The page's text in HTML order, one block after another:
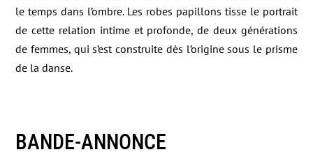
le temps dans l’ombre. Les robes papillons tisse le portrait
de cette relation intime et profonde, de deux générations
de femmes, qui s’est construite dès l’origine sous le prisme
de la danse.
BANDE-ANNONCE